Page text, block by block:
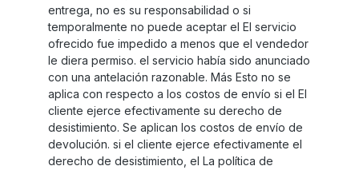
entrega, no es su responsabilidad o si
temporalmente no puede aceptar el El servicio
ofrecido fue impedido a menos que el vendedor
le diera permiso. el servicio había sido anunciado
con una antelación razonable. Más Esto no se
aplica con respecto a los costos de envío si el El
cliente ejerce efectivamente su derecho de
desistimiento. Se aplican los costos de envío de
devolución. si el cliente ejerce efectivamente el
derecho de desistimiento, el La política de